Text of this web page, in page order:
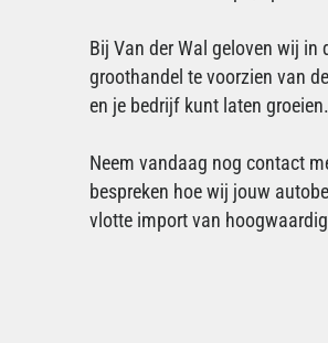
Bij Van der Wal geloven wij
groothandel te voorzien van
en je bedrijf kunt laten groeien.
Neem vandaag nog contact
bespreken hoe wij jouw
vlotte import van